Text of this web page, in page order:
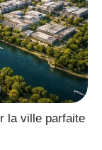
la ville parfaite